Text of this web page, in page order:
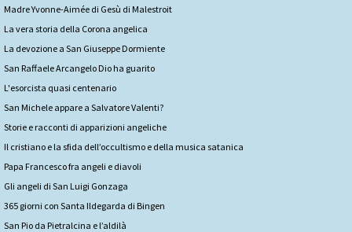
Madre Yvonne-Aimée di Gesù di Malestroit
La vera storia della Corona angelica
La devozione a San Giuseppe Dormiente
San Raffaele Arcangelo Dio ha guarito
L'esorcista quasi centenario
San Michele appare a Salvatore Valenti?
Storie e racconti di apparizioni angeliche
Il cristiano e la sfida dell’occultismo e della musica satanica
Papa Francesco fra angeli e diavoli
Gli angeli di San Luigi Gonzaga
365 giorni con Santa Ildegarda di Bingen
San Pio da Pietralcina e l’aldilà